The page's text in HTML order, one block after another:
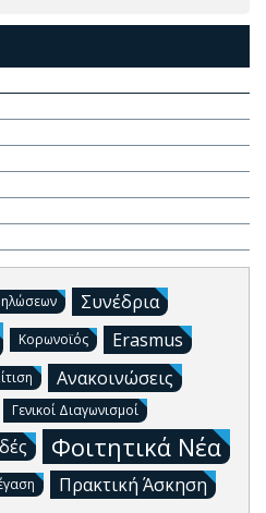
Συνέδρια
Κορωνοϊός
Erasmus
Ανακοινώσεις
Γενικοί Διαγωνισμοί
Φοιτητικά Νέα
Πρακτική Άσκηση